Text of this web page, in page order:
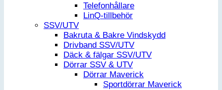
Telefonhållare
LinQ-tillbehör
SSV/UTV
Bakruta & Bakre Vindskydd
Drivband SSV/UTV
Däck & fälgar SSV/UTV
Dörrar SSV & UTV
Dörrar Maverick
Sportdörrar Maverick